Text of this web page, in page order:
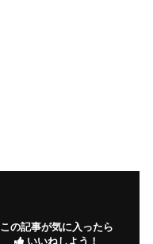
この記事が気に入ったら
いいねしよう！